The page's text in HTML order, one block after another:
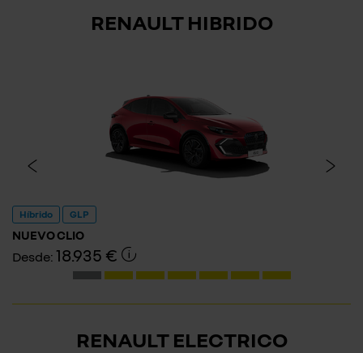
RENAULT HIBRIDO
Híbrido GLP
NUEVO CLIO
Desde: 18.935 €
RENAULT ELECTRICO